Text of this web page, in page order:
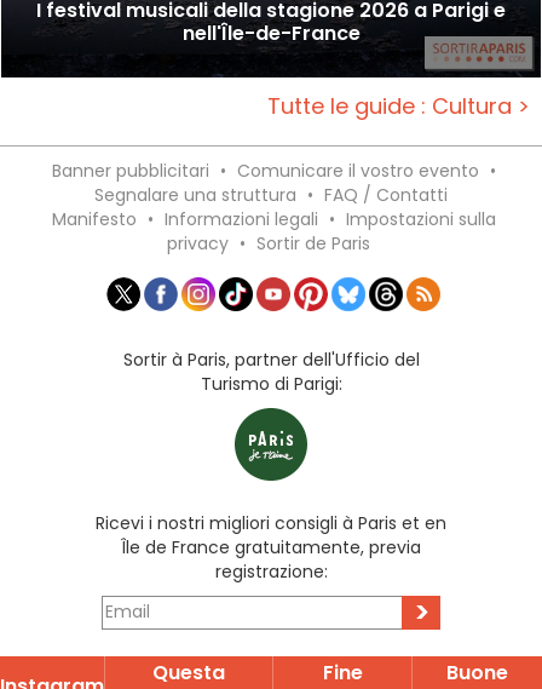
I festival musicali della stagione 2026 a Parigi e
nell'Île-de-France
Tutte le guide : Cultura >
Banner pubblicitari • Comunicare il vostro evento •
Segnalare una struttura • FAQ / Contatti
Manifesto • Informazioni legali • Impostazioni sulla
privacy • Sortir de Paris
Sortir à Paris, partner dell'Ufficio del
Turismo di Parigi:
Ricevi i nostri migliori consigli à Paris et en
Île de France gratuitamente, previa
registrazione:
>
Questa
Fine
Buone